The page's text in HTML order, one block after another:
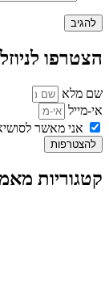
הצטרפו
שם מלא
אי-מייל
אני מאשר
להצטרפות
קטגוריות